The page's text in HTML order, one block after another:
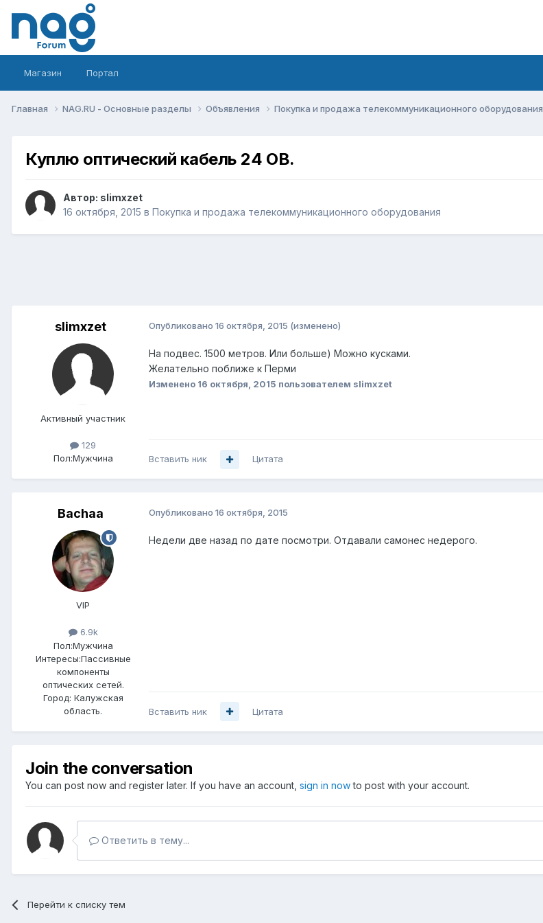
Магазин Портал
Главная NAG.RU - Основные разделы Объявления Покупка и продажа телекоммуникационного оборудования
Куплю оптический кабель 24 ОВ.
Автор: slimxzet
16 октября, 2015 в Покупка и продажа телекоммуникационного оборудования
slimxzet
Активный участник
129
Пол:Мужчина
Опубликовано 16 октября, 2015 (изменено)
На подвес. 1500 метров. Или больше) Можно кусками.
Желательно поближе к Перми
Изменено 16 октября, 2015 пользователем slimxzet
Вставить ник Цитата
Bachaa
VIP
6.9k
Пол:Мужчина
Интересы:Пассивные
компоненты
оптических сетей.
Город: Калужская
область.
Опубликовано 16 октября, 2015
Недели две назад по дате посмотри. Отдавали самонес недерого.
Вставить ник Цитата
Join the conversation
You can post now and register later. If you have an account, sign in nowto post with your account.
Ответить в тему...
Перейти к списку тем